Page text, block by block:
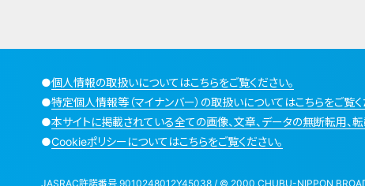
●個人情報の取扱いについてはこちらをご覧ください。
●特定個人情報等（マイナンバー）の取扱いについてはこちらをご覧く
●本サイトに掲載されている全ての画像、文章、データの無断転用、転
●Cookieポリシーについてはこちらをご覧ください。
JASRAC許諾番号 9010248012Y45038 / © 2000 CHUBU-NIPPON